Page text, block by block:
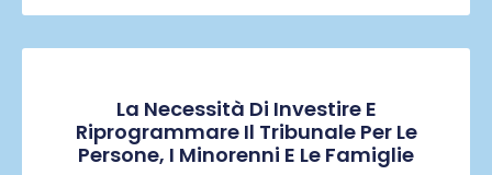
La Necessità Di Investire E
Riprogrammare Il Tribunale Per Le
Persone, I Minorenni E Le Famiglie